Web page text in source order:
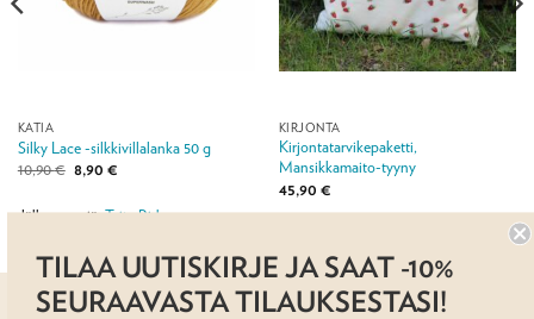
KATIA
Silky Lace -silkkivillalanka 50 g
10,90€ Alkuperäinen
hinta
10,90 €.
8,90 €Nykyinen
8,90 €.
Jälleenmyyjä:Taito Pirkanmaa ry
KIRJONTA
Kirjontatarvikepaketti,
Mansikkamaito-tyyny
45,90 €
TILAA UUTISKIRJE JA SAAT -10%
SEURAAVASTA TILAUKSESTASI!